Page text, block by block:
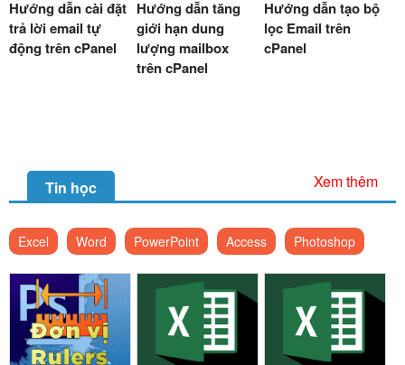
Hướng dẫn cài đặt
trả lời email tự
động trên cPanel
Hướng dẫn tăng
giới hạn dung
lượng mailbox
trên cPanel
Hướng dẫn tạo bộ
lọc Email trên
cPanel
Tin học Xem thêm
Excel Word PowerPoint Access Photoshop